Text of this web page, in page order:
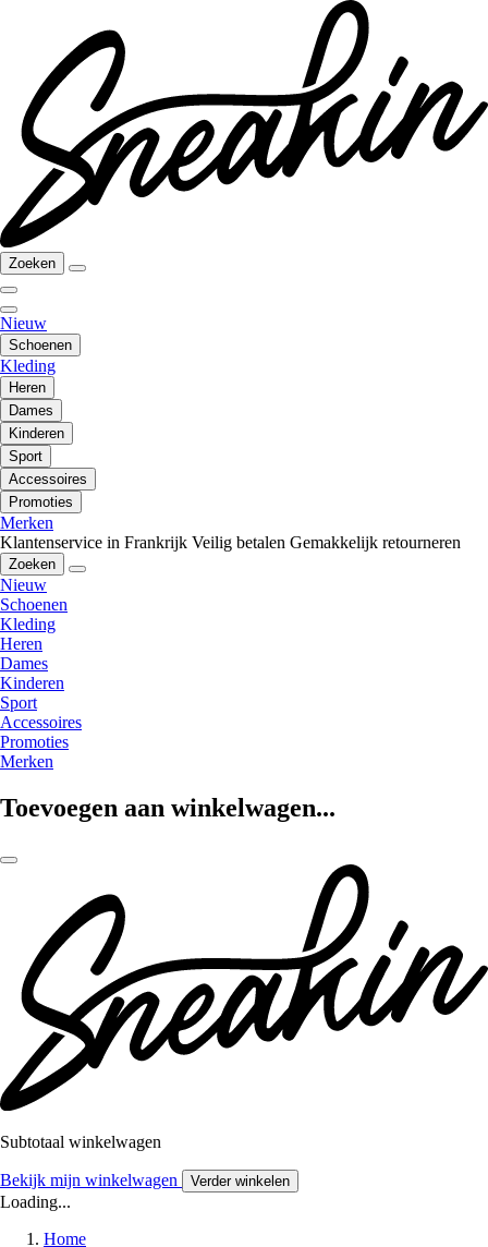
Zoeken
Nieuw
Schoenen
Kleding
Heren
Dames
Kinderen
Sport
Accessoires
Promoties
Merken
Klantenservice in Frankrijk Veilig betalen Gemakkelijk retourneren
Zoeken
Nieuw
Schoenen
Kleding
Heren
Dames
Kinderen
Sport
Accessoires
Promoties
Merken
Toevoegen aan winkelwagen...
Subtotaal winkelwagen
Bekijk mijn winkelwagen Verder winkelen
Loading...
Home